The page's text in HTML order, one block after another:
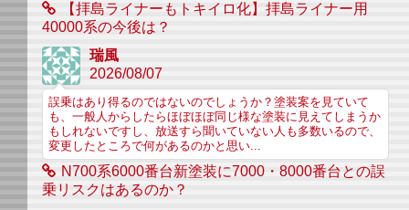
【拝島ライナーもトキイロ化】拝島ライナー用
40000系の今後は？
瑞風
2026/08/07
誤乗はあり得るのではないのでしょうか？塗装案を見ていて
も、一般人からしたらほぼほぼ同じ様な塗装に見えてしまうか
もしれないですし、放送すら聞いていない人も多数いるので、
変更したところで何があるのかと思い...
N700系6000番台新塗装に7000・8000番台との誤
乗リスクはあるのか？